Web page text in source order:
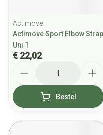
Actimove
Actimove Sport Elbow Strap
Uni 1
€ 22,02
Bestel